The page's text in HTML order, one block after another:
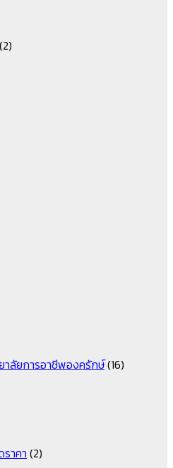
(2)
าลัยการอาชีพองครักษ์(16)
าคา (2)